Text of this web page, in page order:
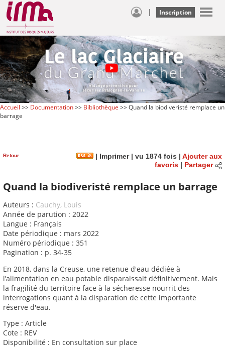
| Inscription
Accueil >> Documentation>> Bibliothèque >> Quand la biodiveristé remplace un
barrage
Retour | Imprimer| vu 1874 fois | Ajouter aux
favoris| Partager
Quand la biodiveristé remplace un barrage
Auteurs : Cauchy, Louis
Année de parution : 2022
Langue : Français
Date périodique : mars 2022
Numéro périodique : 351
Pagination : p. 34-35
En 2018, dans la Creuse, une retenue d'eau dédiée à
l’alimentation en eau potable disparaissait définitivement. Mais
la fragilité du territoire face à la sécheresse nourrit des
interrogations quant à la disparation de cette importante
réserve d'eau.
Type : Article
Cote : REV
Disponibilité : En consultation sur place